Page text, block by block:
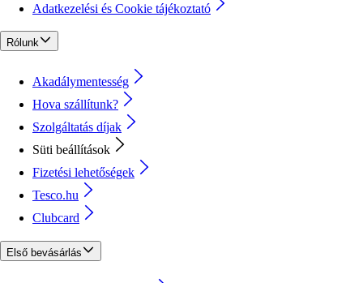
Adatkezelési és Cookie tájékoztató
Rólunk
Akadálymentesség
Hova szállítunk?
Szolgáltatás díjak
Süti beállítások
Fizetési lehetőségek
Tesco.hu
Clubcard
Első bevásárlás